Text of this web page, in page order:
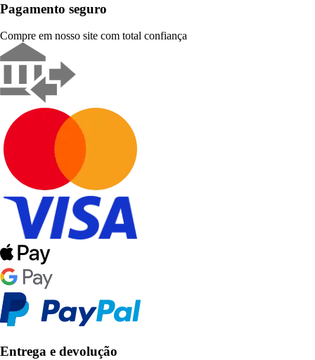
Pagamento seguro
Compre em nosso site com total confiança
Entrega e devolução